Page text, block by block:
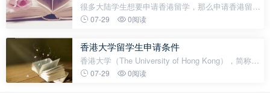
很多大陆学生想要申请香港留学，那么申请香港留学
考雅思还是托福？思润雅思托福培训学校将从下文中
以，香港的部分院校也认可国内大
07-29 0阅读
香港大学留学生申请条件
香港大学（The University of Hong Kong），简称港
大，HKU，是中国香港的一所综合性国际化公立研究
07-29 0阅读